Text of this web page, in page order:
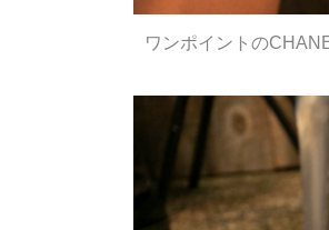
ワンポイントの